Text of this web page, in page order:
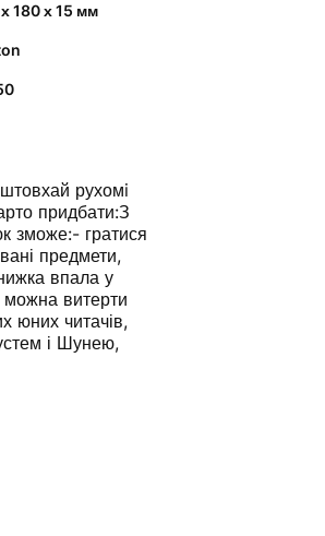
180 х 15 мм
штовхай рухомi
придбати:З
зможе:- гратися
предмети,
впала у
можна витерти
юних читачів,
і Шунею,